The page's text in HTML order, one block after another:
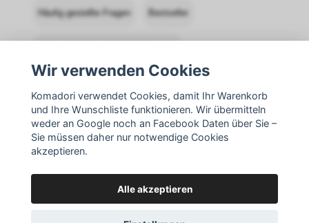
Häufig gestellte Fragen Bestseller
Rücksendungen
Wir verwenden Cookies
Komadori verwendet Cookies, damit Ihr Warenkorb
und Ihre Wunschliste funktionieren. Wir übermitteln
weder an Google noch an Facebook Daten über Sie –
Sie müssen daher nur notwendige Cookies
akzeptieren.
Alle akzeptieren